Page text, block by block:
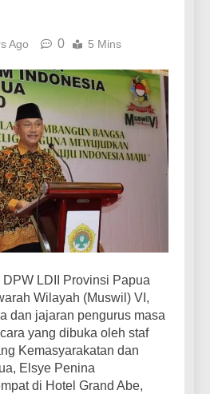
Ago 0 5 Mins
LDII Provinsi Papua
Wilayah (Muswil) VI,
dan jajaran pengurus masa
yang dibuka oleh staf
Kemasyarakatan dan
Elsye Penina
di Hotel Grand Abe,